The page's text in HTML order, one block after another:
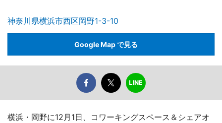
神奈川県横浜市西区岡野1-3-10
Google Map で見る
横浜・岡野に12月1日、コワーキングスペース＆シェアオ